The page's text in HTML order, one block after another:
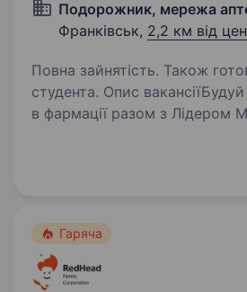
Подорожник, мережа
Франківськ, 2,2 км від
Повна зайнятість. Також
студента. Опис вакансіїБудуй кар'єру
в фармації разом з
Гаряча